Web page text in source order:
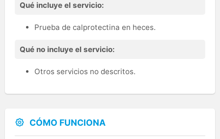
Qué incluye el servicio:
Prueba de calprotectina en heces.
Qué no incluye el servicio:
Otros servicios no descritos.
CÓMO FUNCIONA